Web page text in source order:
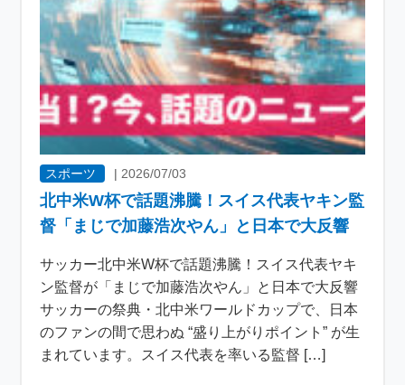
スポーツ | 2026/07/03
北中米W杯で話題沸騰！スイス代表ヤキン監
督「まじで加藤浩次やん」と日本で大反響
サッカー北中米W杯で話題沸騰！スイス代表ヤキ
ン監督が「まじで加藤浩次やん」と日本で大反響
サッカーの祭典・北中米ワールドカップで、日本
のファンの間で思わぬ “盛り上がりポイント” が生
まれています。スイス代表を率いる監督 […]